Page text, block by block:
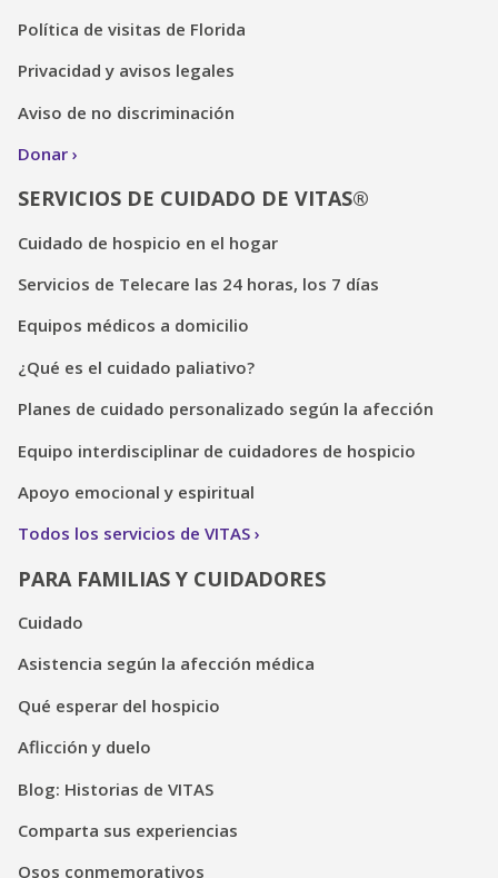
Política de visitas de Florida
Privacidad y avisos legales
Aviso de no discriminación
Donar
SERVICIOS DE CUIDADO DE VITAS®
Cuidado de hospicio en el hogar
Servicios de Telecare las 24 horas, los 7 días
Equipos médicos a domicilio
¿Qué es el cuidado paliativo?
Planes de cuidado personalizado según la afección
Equipo interdisciplinar de cuidadores de hospicio
Apoyo emocional y espiritual
Todos los servicios de VITAS
PARA FAMILIAS Y CUIDADORES
Cuidado
Asistencia según la afección médica
Qué esperar del hospicio
Aflicción y duelo
Blog: Historias de VITAS
Comparta sus experiencias
Osos conmemorativos